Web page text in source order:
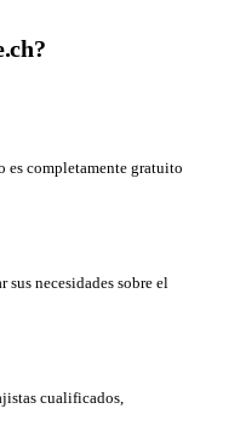
es completamente gratuito
necesidades sobre el
cualificados,